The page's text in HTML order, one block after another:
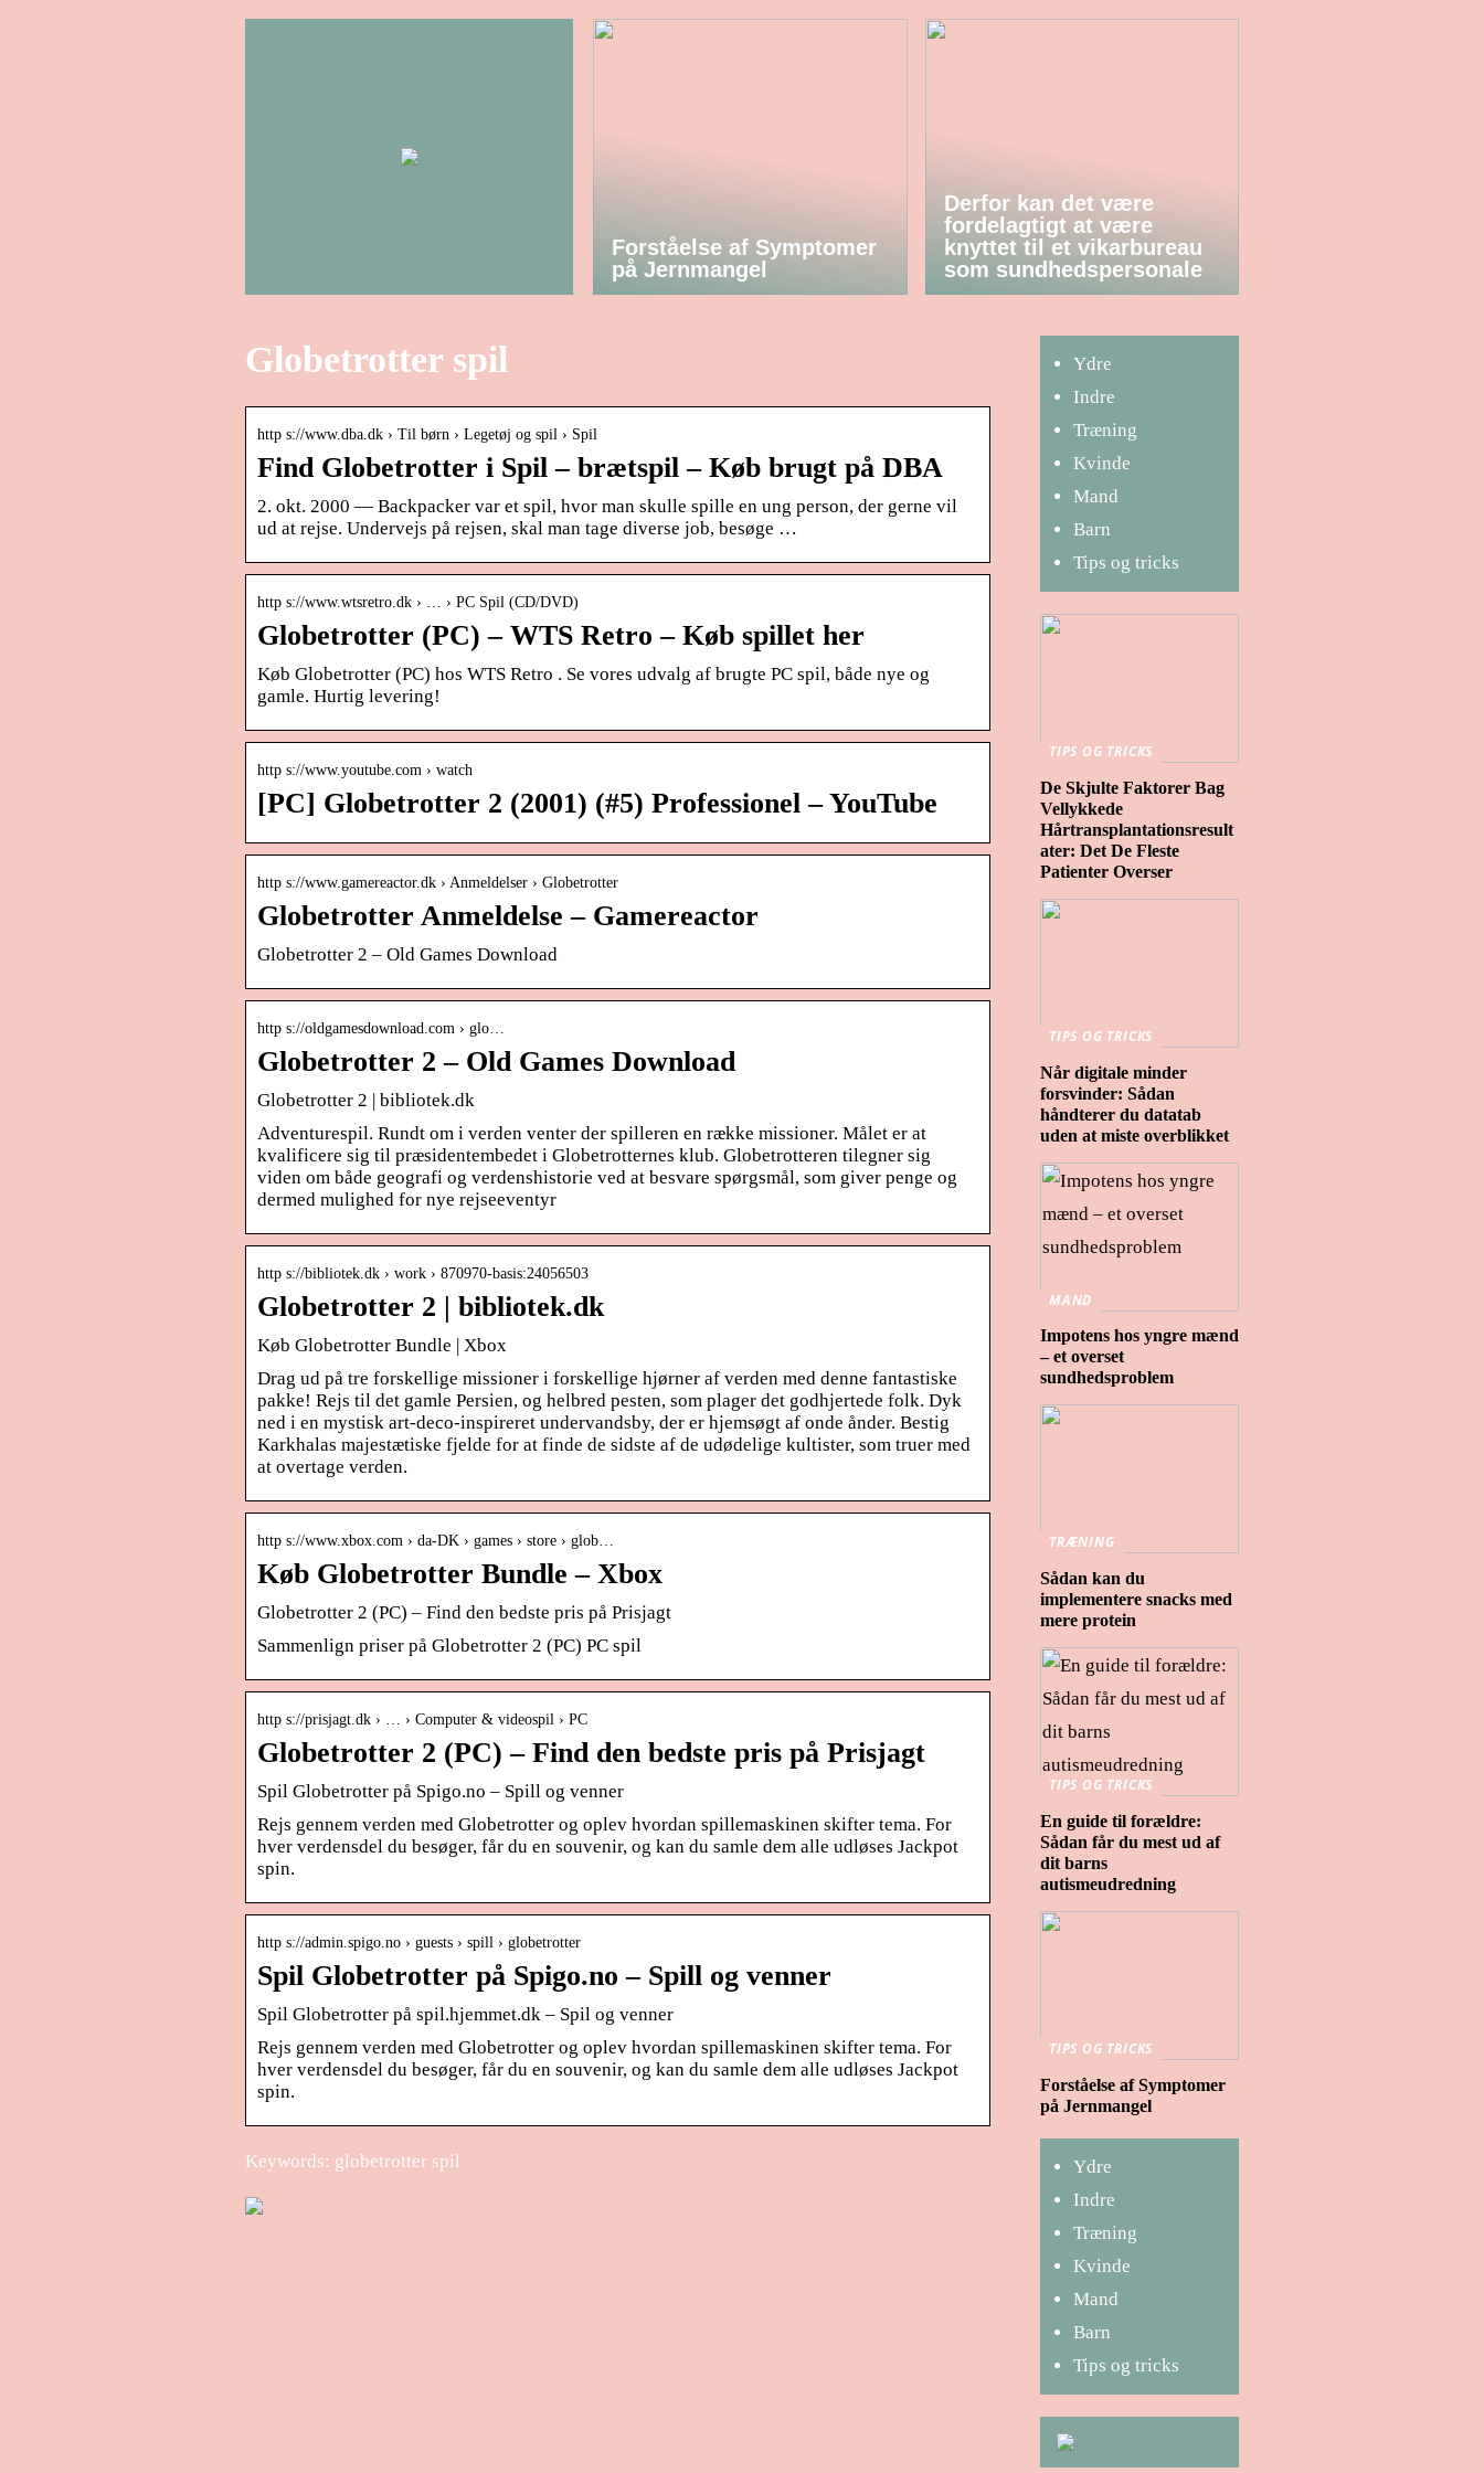
Forståelse af Symptomer
på Jernmangel
Derfor kan det være
fordelagtigt at være
knyttet til et vikarbureau
som sundhedspersonale
Globetrotter spil
http s://www.dba.dk › Til børn › Legetøj og spil › Spil
Find Globetrotter i Spil – brætspil – Køb brugt på DBA
2. okt. 2000 — Backpacker var et spil, hvor man skulle spille en ung person, der gerne vil
ud at rejse. Undervejs på rejsen, skal man tage diverse job, besøge …
http s://www.wtsretro.dk › … › PC Spil (CD/DVD)
Globetrotter (PC) – WTS Retro – Køb spillet her
Køb Globetrotter (PC) hos WTS Retro . Se vores udvalg af brugte PC spil, både nye og
gamle. Hurtig levering!
http s://www.youtube.com › watch
[PC] Globetrotter 2 (2001) (#5) Professionel – YouTube
http s://www.gamereactor.dk › Anmeldelser › Globetrotter
Globetrotter Anmeldelse – Gamereactor
Globetrotter 2 – Old Games Download
http s://oldgamesdownload.com › glo…
Globetrotter 2 – Old Games Download
Globetrotter 2 | bibliotek.dk
Adventurespil. Rundt om i verden venter der spilleren en række missioner. Målet er at
kvalificere sig til præsidentembedet i Globetrotternes klub. Globetrotteren tilegner sig
viden om både geografi og verdenshistorie ved at besvare spørgsmål, som giver penge og
dermed mulighed for nye rejseeventyr
http s://bibliotek.dk › work › 870970-basis:24056503
Globetrotter 2 | bibliotek.dk
Køb Globetrotter Bundle | Xbox
Drag ud på tre forskellige missioner i forskellige hjørner af verden med denne fantastiske
pakke! Rejs til det gamle Persien, og helbred pesten, som plager det godhjertede folk. Dyk
ned i en mystisk art-deco-inspireret undervandsby, der er hjemsøgt af onde ånder. Bestig
Karkhalas majestætiske fjelde for at finde de sidste af de udødelige kultister, som truer med
at overtage verden.
http s://www.xbox.com › da-DK › games › store › glob…
Køb Globetrotter Bundle – Xbox
Globetrotter 2 (PC) – Find den bedste pris på Prisjagt
Sammenlign priser på Globetrotter 2 (PC) PC spil
http s://prisjagt.dk › … › Computer & videospil › PC
Globetrotter 2 (PC) – Find den bedste pris på Prisjagt
Spil Globetrotter på Spigo.no – Spill og venner
Rejs gennem verden med Globetrotter og oplev hvordan spillemaskinen skifter tema. For
hver verdensdel du besøger, får du en souvenir, og kan du samle dem alle udløses Jackpot
spin.
http s://admin.spigo.no › guests › spill › globetrotter
Spil Globetrotter på Spigo.no – Spill og venner
Spil Globetrotter på spil.hjemmet.dk – Spil og venner
Rejs gennem verden med Globetrotter og oplev hvordan spillemaskinen skifter tema. For
hver verdensdel du besøger, får du en souvenir, og kan du samle dem alle udløses Jackpot
spin.
Keywords: globetrotter spil
Ydre
Indre
Træning
Kvinde
Mand
Barn
Tips og tricks
TIPS OG TRICKS
De Skjulte Faktorer Bag
Vellykkede
Hårtransplantationsresult
ater: Det De Fleste
Patienter Overser
TIPS OG TRICKS
Når digitale minder
forsvinder: Sådan
håndterer du datatab
uden at miste overblikket
MAND
Impotens hos yngre mænd
– et overset
sundhedsproblem
TRÆNING
Sådan kan du
implementere snacks med
mere protein
TIPS OG TRICKS
En guide til forældre:
Sådan får du mest ud af
dit barns
autismeudredning
TIPS OG TRICKS
Forståelse af Symptomer
på Jernmangel
Ydre
Indre
Træning
Kvinde
Mand
Barn
Tips og tricks